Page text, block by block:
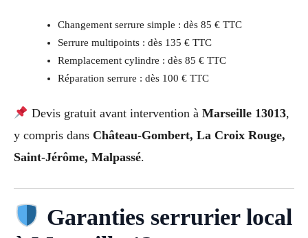
Changement serrure simple : dès 85 € TTC
Serrure multipoints : dès 135 € TTC
Remplacement cylindre : dès 85 € TTC
Réparation serrure : dès 100 € TTC
Devis gratuit avant intervention à Marseille 13013,
y compris dans Château-Gombert, La Croix Rouge,
Saint-Jérôme, Malpassé.
Garanties serrurier local